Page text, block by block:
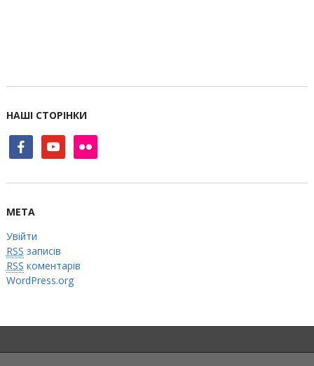
НАШІ СТОРІНКИ
facebookyoutube flickr
МЕТА
Увійти
RSS записів
RSS коментарів
WordPress.org